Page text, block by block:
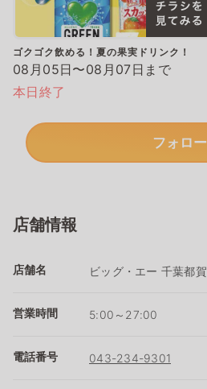
ゴクゴク飲める！夏の果実ドリンク！
08月05日〜08月07日まで
本日終了
フォロー
店舗情報
店舗名 ビッグ・エー 千葉都賀
営業時間 5:00～27:00
電話番号 043-234-9301